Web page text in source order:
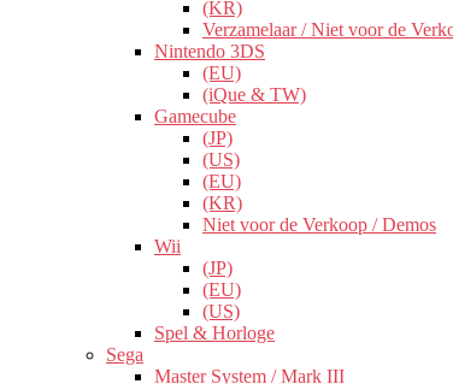
(KR)
Verzamelaar / Niet voor de
Nintendo 3DS
(EU)
(iQue & TW)
Gamecube
(JP)
(US)
(EU)
(KR)
Niet voor de Verkoop / Demos
Wii
(JP)
(EU)
(US)
Spel & Horloge
Sega
Master System / Mark III